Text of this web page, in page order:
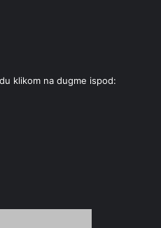
klikom na dugme ispod: